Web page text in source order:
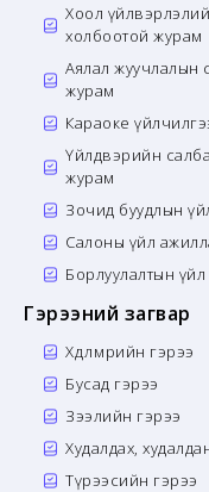
Хоол
холбоотой журам
Аялал жуучлалын
журам
Караоке
Үйлдвэрийн
журам
Зочид буудлын
Салоны үйл
Борлуулалтын
Гэрээний загвар
Хөдөлмөрийн гэрээ
Бусад гэрээ
Зээлийн гэрээ
Худалдах,
Түрээсийн гэрээ